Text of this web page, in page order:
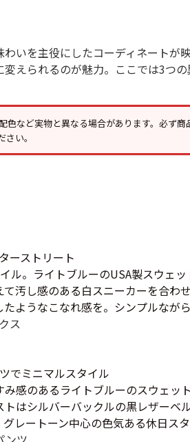
スタッフコーディネ
ご利用案内
古着卸売
特定商取引法に基づく表示
プライバシーポリシー
いを主役にしたコーディネートが
えられるのが魅力。ここでは3つ
色など実物と異なる場合があります。必ず商
い。
ーストリート
ル。ライトブルーのUSA製スウェ
汚し感のある白スニーカーを合わ
ようなこなれ感を。シンプルなが
ス
でミニマルスタイル
感のあるライトブルーのスウェッ
はシルバーバックルの黒レザーベ
レートーン中心の色気ある休日スタ